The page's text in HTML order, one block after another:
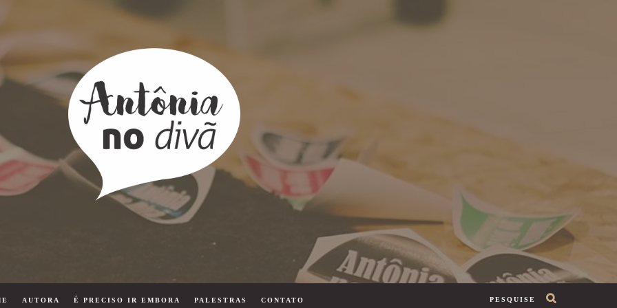
PESQUISE
AUTORA É PRECISO IR EMBORA PALESTRAS CONTATO